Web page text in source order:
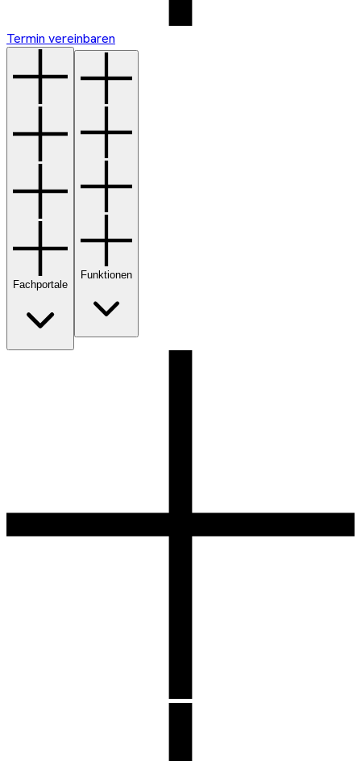
Termin vereinbaren
Fachportale
Funktionen